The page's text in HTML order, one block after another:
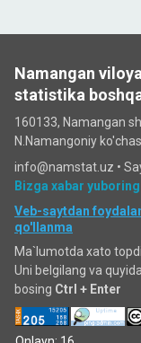
Namangan
statistika
160133, Namangan
N.Namangoniy
info@namstat.uz •
Bizga xabar yuboring
Veb-saytdan
qo'llanma
Ma`lumotda xato
Uni belgilang va
bosing Ctrl + Enter